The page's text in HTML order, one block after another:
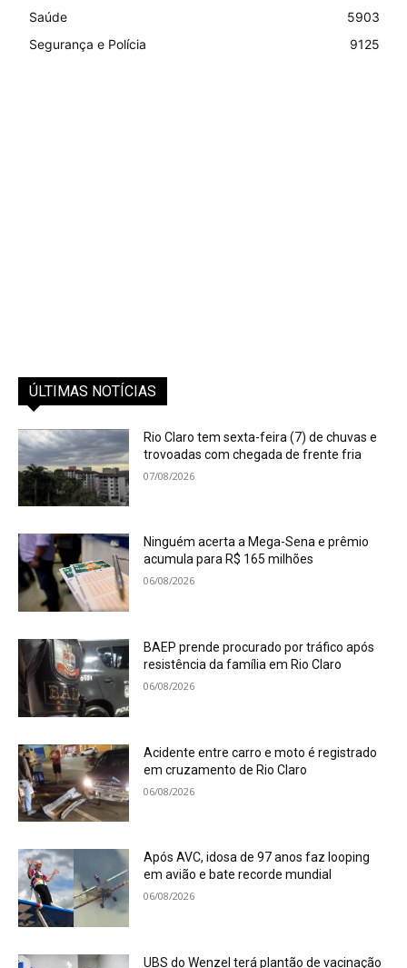
Saúde
5903
Segurança e Polícia
9125
ÚLTIMAS NOTÍCIAS
Rio Claro tem sexta-feira (7) de chuvas e
trovoadas com chegada de frente fria
07/08/2026
Ninguém acerta a Mega-Sena e prêmio
acumula para R$ 165 milhões
06/08/2026
BAEP prende procurado por tráfico após
resistência da família em Rio Claro
06/08/2026
Acidente entre carro e moto é registrado
em cruzamento de Rio Claro
06/08/2026
Após AVC, idosa de 97 anos faz looping
em avião e bate recorde mundial
06/08/2026
UBS do Wenzel terá plantão de vacinação